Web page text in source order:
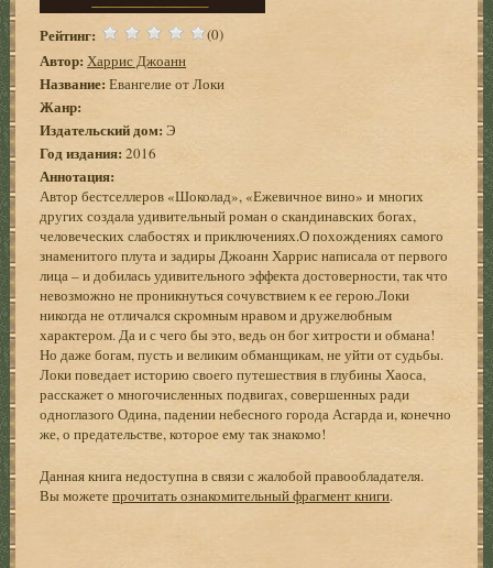
Рейтинг: (0)
Автор: Харрис Джоанн
Название: Евангелие от Локи
Жанр:
Издательский дом: Э
Год издания: 2016
Аннотация:
Автор бестселлеров «Шоколад», «Ежевичное вино» и многих
других создала удивительный роман о скандинавских богах,
человеческих слабостях и приключениях.О похождениях самого
знаменитого плута и задиры Джоанн Харрис написала от первого
лица – и добилась удивительного эффекта достоверности, так что
невозможно не проникнуться сочувствием к ее герою.Локи
никогда не отличался скромным нравом и дружелюбным
характером. Да и с чего бы это, ведь он бог хитрости и обмана!
Но даже богам, пусть и великим обманщикам, не уйти от судьбы.
Локи поведает историю своего путешествия в глубины Хаоса,
расскажет о многочисленных подвигах, совершенных ради
одноглазого Одина, падении небесного города Асгарда и, конечно
же, о предательстве, которое ему так знакомо!
Данная книга недоступна в связи с жалобой правообладателя.
Вы можетепрочитать ознакомительный фрагмент книги.